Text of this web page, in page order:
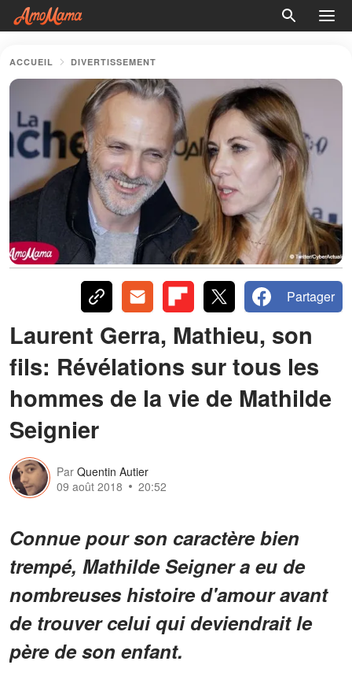
ACCUEIL DIVERTISSEMENT
Partager
Laurent Gerra, Mathieu, son
fils: Révélations sur tous les
hommes de la vie de Mathilde
Seignier
Par Quentin Autier
09 août 2018
20:52
Connue pour son caractère bien
trempé, Mathilde Seigner a eu de
nombreuses histoire d'amour avant
de trouver celui qui deviendrait le
père de son enfant.